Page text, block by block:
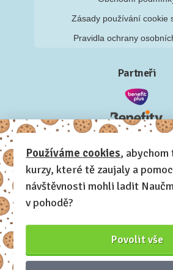
Zásady používání cookie
Pravidla ochrany
Partneři
Používáme cookies,
kurzy, které tě zaujaly a
návštěvnosti mohli ladit
v pohodě?
Povolit vše